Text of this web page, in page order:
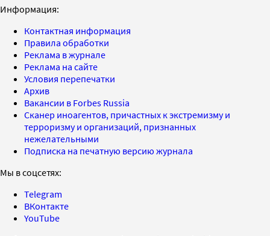
Информация:
Контактная информация
Правила обработки
Реклама в журнале
Реклама на сайте
Условия перепечатки
Архив
Вакансии в Forbes Russia
Сканер иноагентов, причастных к экстремизму и
терроризму и организаций, признанных
нежелательными
Подписка на печатную версию журнала
Мы в соцсетях:
Telegram
ВКонтакте
YouTube